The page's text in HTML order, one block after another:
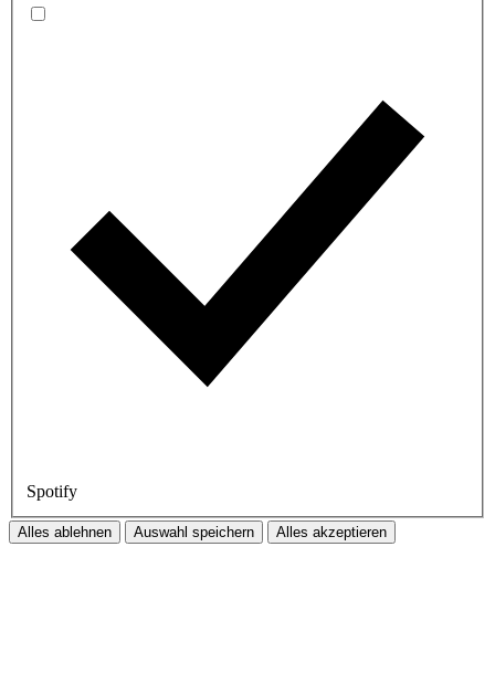
Spotify
Alles ablehnen Auswahl speichern Alles akzeptieren